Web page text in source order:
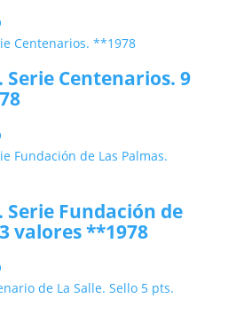
Serie Centenarios. 9
Serie Fundación de
valores **1978